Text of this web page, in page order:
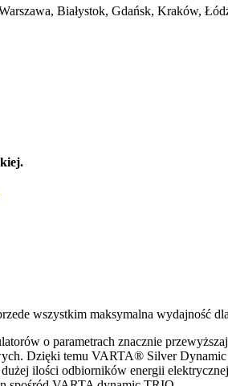
Białystok, Gdańsk, Kraków,
wszystkim maksymalna wydajność
o parametrach znacznie
Dzięki temu VARTA® Silver
ilości odbiorników energii